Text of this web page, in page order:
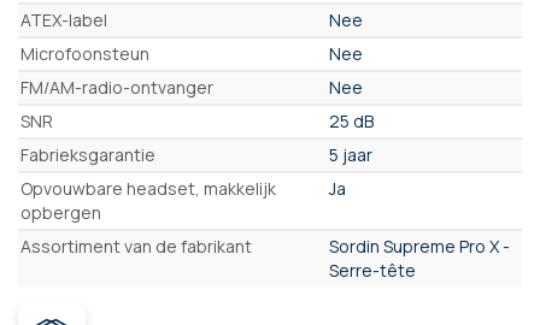
ATEX-label
Nee
Microfoonsteun
Nee
FM/AM-radio-ontvanger
Nee
SNR
25 dB
Fabrieksgarantie
5 jaar
Opvouwbare headset, makkelijk
opbergen
Ja
Assortiment van de fabrikant
Sordin Supreme Pro X -
Serre-tête